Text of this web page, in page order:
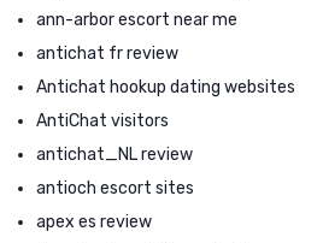
ann-arbor escort near me
antichat fr review
Antichat hookup dating websites
AntiChat visitors
antichat_NL review
antioch escort sites
apex es review